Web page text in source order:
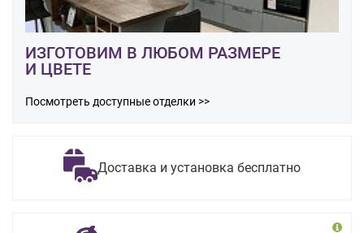
ИЗГОТОВИМ В ЛЮБОМ РАЗМЕРЕ
И ЦВЕТЕ
Посмотреть доступные отделки >>
Доставка и установка бесплатно